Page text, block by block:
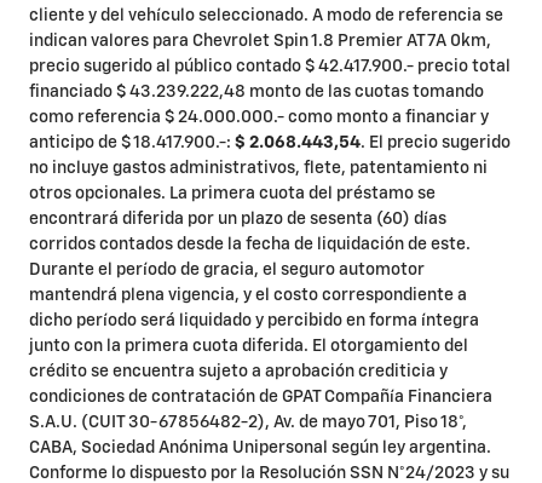
cliente y del vehículo seleccionado. A modo de referencia se
indican valores para Chevrolet Spin 1.8 Premier AT 7A 0km,
precio sugerido al público contado $ 42.417.900.- precio total
financiado $ 43.239.222,48 monto de las cuotas tomando
como referencia $ 24.000.000.- como monto a financiar y
anticipo de $ 18.417.900.-: $ 2.068.443,54. El precio sugerido
no incluye gastos administrativos, flete, patentamiento ni
otros opcionales. La primera cuota del préstamo se
encontrará diferida por un plazo de sesenta (60) días
corridos contados desde la fecha de liquidación de este.
Durante el período de gracia, el seguro automotor
mantendrá plena vigencia, y el costo correspondiente a
dicho período será liquidado y percibido en forma íntegra
junto con la primera cuota diferida. El otorgamiento del
crédito se encuentra sujeto a aprobación crediticia y
condiciones de contratación de GPAT Compañía Financiera
S.A.U. (CUIT 30-67856482-2), Av. de mayo 701, Piso 18°,
CABA, Sociedad Anónima Unipersonal según ley argentina.
Conforme lo dispuesto por la Resolución SSN N°24/2023 y su